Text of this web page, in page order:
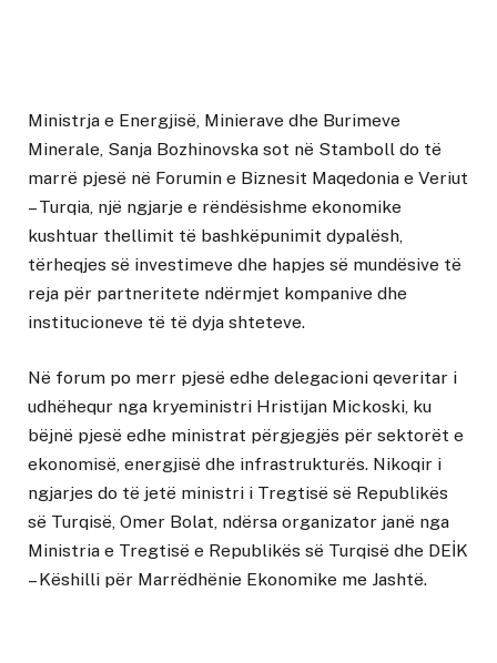
Ministrja e Energjisë, Minierave dhe Burimeve
Minerale, Sanja Bozhinovska sot në Stamboll do të
marrë pjesë në Forumin e Biznesit Maqedonia e Veriut
– Turqia, një ngjarje e rëndësishme ekonomike
kushtuar thellimit të bashkëpunimit dypalësh,
tërheqjes së investimeve dhe hapjes së mundësive të
reja për partneritete ndërmjet kompanive dhe
institucioneve të të dyja shteteve.
Në forum po merr pjesë edhe delegacioni qeveritar i
udhëhequr nga kryeministri Hristijan Mickoski, ku
bëjnë pjesë edhe ministrat përgjegjës për sektorët e
ekonomisë, energjisë dhe infrastrukturës. Nikoqir i
ngjarjes do të jetë ministri i Tregtisë së Republikës
së Turqisë, Omer Bolat, ndërsa organizator janë nga
Ministria e Tregtisë e Republikës së Turqisë dhe DEİK
– Këshilli për Marrëdhënie Ekonomike me Jashtë.